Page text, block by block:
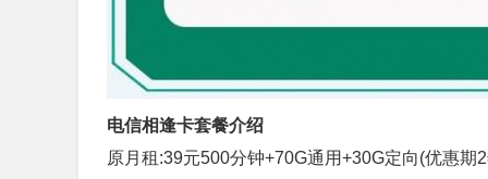
电信相逢卡套餐介绍
原月租:39元500分钟+70G通用+30G定向(优惠期